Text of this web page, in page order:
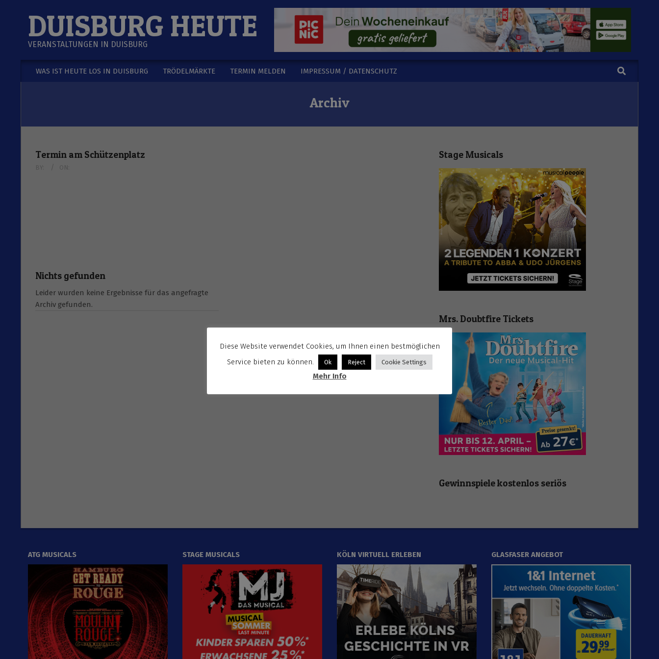
DUISBURG HEUTE
VERANSTALTUNGEN IN DUISBURG
Secondary
WAS IST HEUTE LOS IN DUISBURG TRÖDELMÄRKTE TERMIN MELDEN IMPRESSUM / DATENSCHUTZ Search
Archiv
Termin am Schützenplatz
BY: ON:
Nichts gefunden
Leider wurden keine Ergebnisse für das angefragte
Archiv gefunden.
Stage Musicals
Mrs. Doubtfire Tickets
Gewinnspiele kostenlos seriös
ATG MUSICALS STAGE MUSICALS KÖLN VIRTUELL ERLEBEN GLASFASER ANGEBOT
Diese Website verwendet Cookies, um Ihnen einen bestmöglichen
Service bieten zu können.
Ok Reject Cookie Settings
Mehr Info